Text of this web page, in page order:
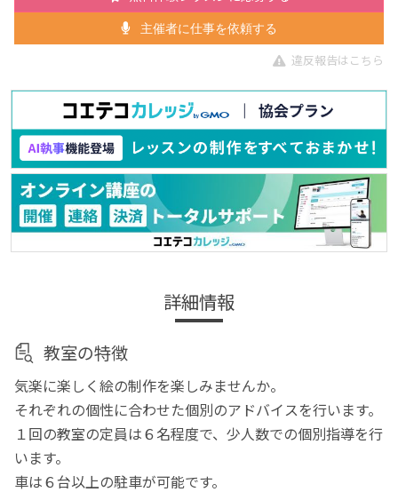
主催者に仕事を依頼する
違反報告はこちら
詳細情報
教室の特徴
気楽に楽しく絵の制作を楽しみませんか。
それぞれの個性に合わせた個別のアドバイスを行います。
１回の教室の定員は６名程度で、少人数での個別指導を行
います。
車は６台以上の駐車が可能です。